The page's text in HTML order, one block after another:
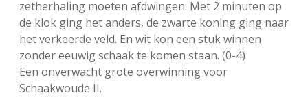
zetherhaling moeten afdwingen. Met 2 minuten op
de klok ging het anders, de zwarte koning ging naar
het verkeerde veld. En wit kon een stuk winnen
zonder eeuwig schaak te komen staan. (0-4)
Een onverwacht grote overwinning voor
Schaakwoude II.